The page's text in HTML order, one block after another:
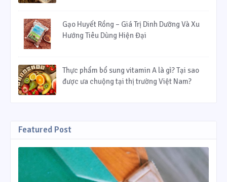
Gạo Huyết Rồng – Giá Trị Dinh Dưỡng Và Xu
Hướng Tiêu Dùng Hiện Đại
Thực phẩm bổ sung vitamin A là gì? Tại sao
được ưa chuộng tại thị trường Việt Nam?
Featured Post